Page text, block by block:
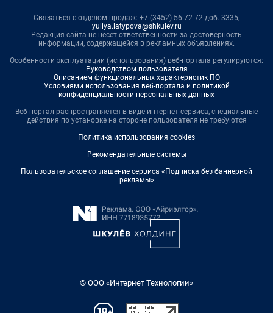
Связаться с отделом продаж: +7 (3452) 56-72-72 доб. 3335,
yuliya.latypova@shkulev.ru
Редакция сайта не несет ответственности за достоверность
информации, содержащейся в рекламных объявлениях.
Особенности эксплуатации (использования) веб-портала регулируются:
Руководством пользователя
Описанием функциональных характеристик ПО
Условиями использования веб-портала и политикой
конфиденциальности персональных данных
Веб-портал распространяется в виде интернет-сервиса, специальные
действия по установке на стороне пользователя не требуются
Политика использования cookies
Рекомендательные системы
Пользовательское соглашение сервиса «Подписка без баннерной
рекламы»
© ООО «Интернет Технологии»